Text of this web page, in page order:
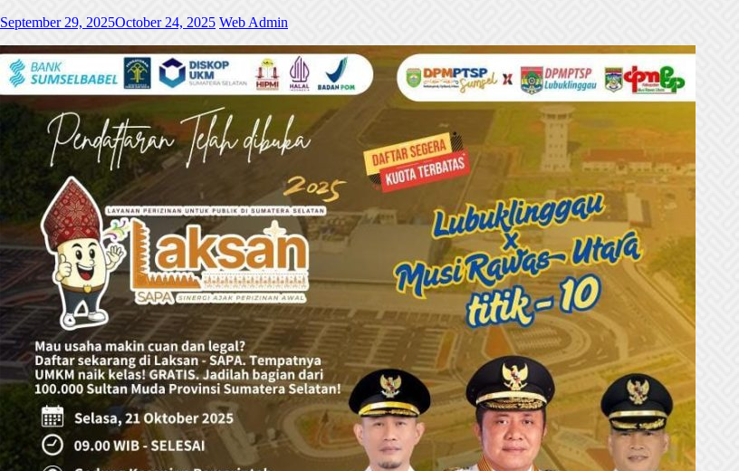
September 29, 2025October 24, 2025 Web Admin